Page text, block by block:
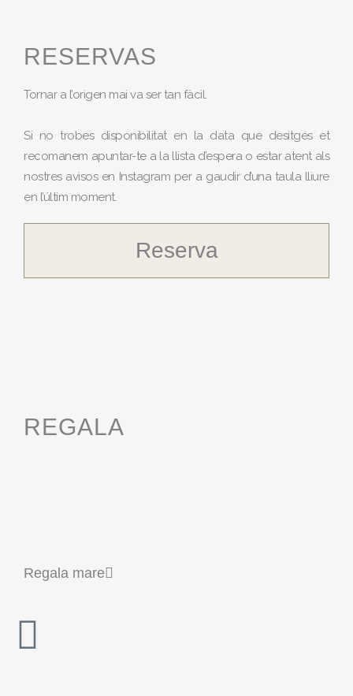
RESERVAS
Tornar a l’origen mai va ser tan fàcil.
Si no trobes disponibilitat en la data que desitges et
recomanem apuntar-te a la llista d’espera o estar atent als
nostres avisos en Instagram per a gaudir d’una taula lliure
en l’últim moment.
Reserva
REGALA
Regala mare